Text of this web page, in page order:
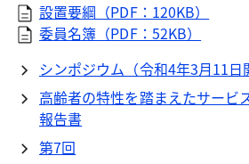
設置要綱（PDF：120KB）
委員名簿（PDF：52KB）
シンポジウム（令和4年3月11日
高齢者の特性を踏まえたサービ
報告書
第7回